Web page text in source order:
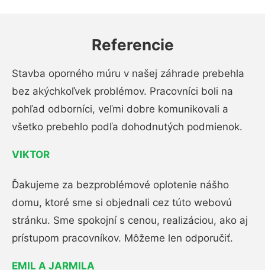
Referencie
Stavba oporného múru v našej záhrade prebehla
bez akýchkoľvek problémov. Pracovníci boli na
pohľad odborníci, veľmi dobre komunikovali a
všetko prebehlo podľa dohodnutých podmienok.
VIKTOR
Ďakujeme za bezproblémové oplotenie nášho
domu, ktoré sme si objednali cez túto webovú
stránku. Sme spokojní s cenou, realizáciou, ako aj
prístupom pracovníkov. Môžeme len odporučiť.
EMIL A JARMILA